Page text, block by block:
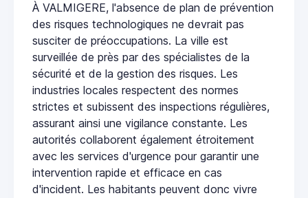
À VALMIGERE, l'absence de plan de prévention
des risques technologiques ne devrait pas
susciter de préoccupations. La ville est
surveillée de près par des spécialistes de la
sécurité et de la gestion des risques. Les
industries locales respectent des normes
strictes et subissent des inspections régulières,
assurant ainsi une vigilance constante. Les
autorités collaborent également étroitement
avec les services d'urgence pour garantir une
intervention rapide et efficace en cas
d'incident. Les habitants peuvent donc vivre